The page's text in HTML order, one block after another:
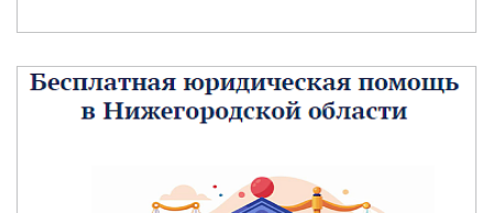
семьи, любви и верности